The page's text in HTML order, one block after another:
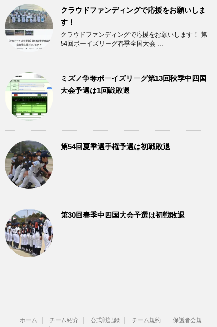
クラウドファンディングで応援をお願いしま
す！
クラウドファンディングで応援をお願いします！ 第
54回ボーイズリーグ春季全国大会 ...
ミズノ争奪ボーイズリーグ第13回秋季中四国
大会予選は1回戦敗退
第54回夏季選手権予選は初戦敗退
第30回春季中四国大会予選は初戦敗退
ホーム チーム紹介 公式戦記録 チーム規約
保護者会規